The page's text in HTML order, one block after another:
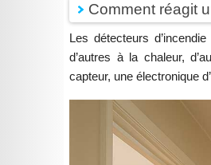
Comment réagit
Les détecteurs
d’autres à la chaleur,
capteur, une électronique